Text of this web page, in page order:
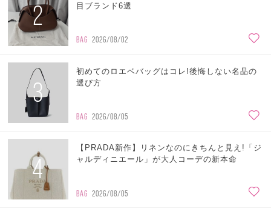
2
目ブランド6選
BAG 2026/08/02
3
初めてのロエベバッグはコレ!後悔しない名品の
選び方
BAG 2026/08/05
4
【PRADA新作】リネンなのにきちんと見え!「ジ
ャルディニエール」が大人コーデの新本命
BAG 2026/08/05